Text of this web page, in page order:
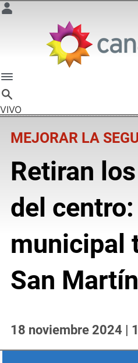
VIVO
MEJORAR LA
Retiran
del
municipal
San
18 noviembre 2024 |